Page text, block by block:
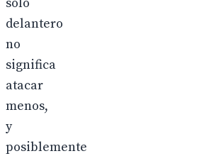
delantero
no
significa
atacar
menos,
y
posiblemente